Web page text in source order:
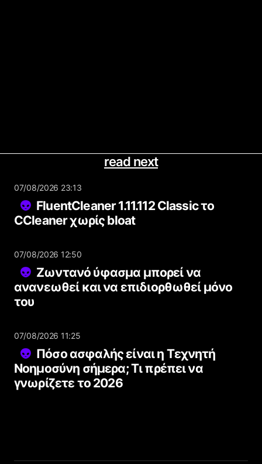
read next
07/08/2026 23:13
FluentCleaner 1.11.112 Classic το
CCleaner χωρίς bloat
07/08/2026 12:50
Ζωντανό ύφασμα μπορεί να
ανανεωθεί και να επιδιορθωθεί μόνο
του
07/08/2026 11:25
Πόσο ασφαλής είναι η Τεχνητή
Νοημοσύνη σήμερα; Τι πρέπει να
γνωρίζετε το 2026